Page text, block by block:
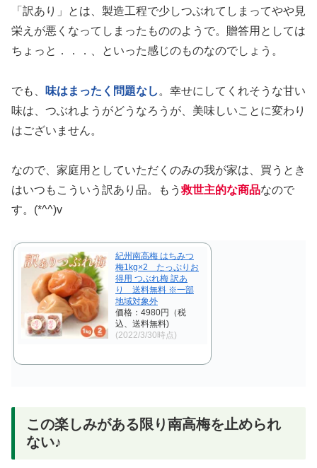
「訳あり」とは、製造工程で少しつぶれてしまってやや見
栄えが悪くなってしまったもののようで。贈答用としては
ちょっと．．．、といった感じのものなのでしょう。
でも、 味はまったく問題なし 。幸せにしてくれそうな甘い
味は、つぶれようがどうなろうが、美味しいことに変わり
はございません。
なので、家庭用としていただくのみの我が家は、買うとき
はいつもこういう訳あり品。もう救世主的な商品なので
す。(*^^)v
紀州南高梅 はちみつ
梅1kg×2 たっぷりお
得用 つぶれ梅 訳あ
り 送料無料 ※一部
地域対象外
価格：4980円（税
込、送料無料)
(2022/3/30時点)
この楽しみがある限り南高梅を止められ
ない♪